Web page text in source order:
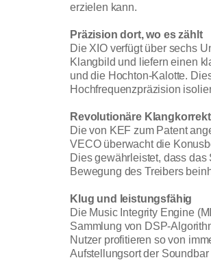
erzielen kann.
Präzision dort, wo es zählt
Die XIO verfügt über sechs
Klangbild und liefern einen
und die Hochton-Kalotte.
Hochfrequenzpräzision
Revolutionäre
Die von KEF zum Patent
VECO überwacht die
Dies gewährleistet, dass
Bewegung des Treibers
Klug und leistungsfähig
Die Music Integrity Engine
Sammlung von DSP-
Nutzer profitieren so von
Aufstellungsort der